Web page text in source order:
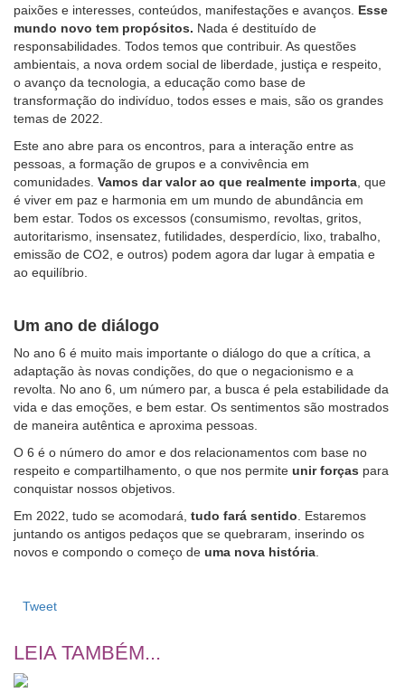
paixões e interesses, conteúdos, manifestações e avanços. Esse
mundo novo tem propósitos. Nada é destituído de
responsabilidades. Todos temos que contribuir. As questões
ambientais, a nova ordem social de liberdade, justiça e respeito,
o avanço da tecnologia, a educação como base de
transformação do indivíduo, todos esses e mais, são os grandes
temas de 2022.
Este ano abre para os encontros, para a interação entre as
pessoas, a formação de grupos e a convivência em
comunidades. Vamos dar valor ao que realmente importa , que
é viver em paz e harmonia em um mundo de abundância em
bem estar. Todos os excessos (consumismo, revoltas, gritos,
autoritarismo, insensatez, futilidades, desperdício, lixo, trabalho,
emissão de CO2, e outros) podem agora dar lugar à empatia e
ao equilíbrio.
Um ano de diálogo
No ano 6 é muito mais importante o diálogo do que a crítica, a
adaptação às novas condições, do que o negacionismo e a
revolta. No ano 6, um número par, a busca é pela estabilidade da
vida e das emoções, e bem estar. Os sentimentos são mostrados
de maneira autêntica e aproxima pessoas.
O 6 é o número do amor e dos relacionamentos com base no
respeito e compartilhamento, o que nos permite unir forças para
conquistar nossos objetivos.
Em 2022, tudo se acomodará, tudo fará sentido . Estaremos
juntando os antigos pedaços que se quebraram, inserindo os
novos e compondo o começo de uma nova história
Tweet
LEIA TAMBÉM...